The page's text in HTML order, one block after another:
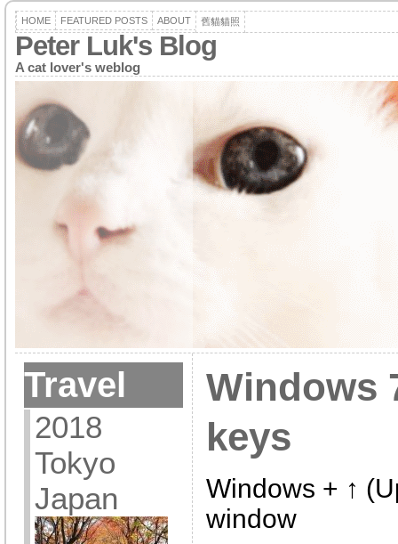
HOME FEATURED POSTS ABOUT 舊貓貓照
Peter Luk's Blog
A cat lover's weblog
Travel
2018
Tokyo
Japan
Windows
keys
Windows + ↑
window